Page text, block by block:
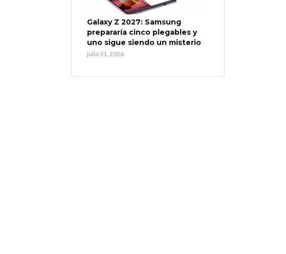
Galaxy Z 2027: Samsung
prepararía cinco plegables y
uno sigue siendo un misterio
julio 31, 2026